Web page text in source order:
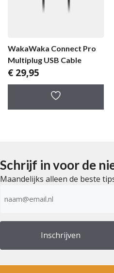
WakaWaka Connect Pro
Multiplug USB Cable
€ 29,95
Schrijf in voor de
Maandelijks alleen de beste
mailadres